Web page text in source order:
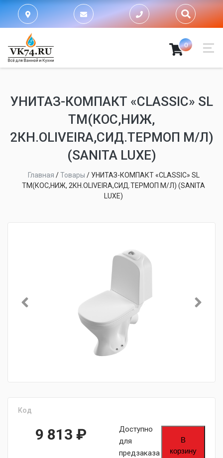
0
УНИТАЗ-КОМПАКТ «CLASSIC» SL
TM(КОС,НИЖ,
2КН.OLIVEIRA,СИД.ТЕРМОП М/Л)
(SANITA LUXE)
Главная /Товары / УНИТАЗ-КОМПАКТ «CLASSIC» SL
TM(КОС,НИЖ, 2КН.OLIVEIRA,СИД.ТЕРМОП М/Л) (SANITA
LUXE)
Код
9 813 ₽
Доступно
для
предзаказа
В
корзину